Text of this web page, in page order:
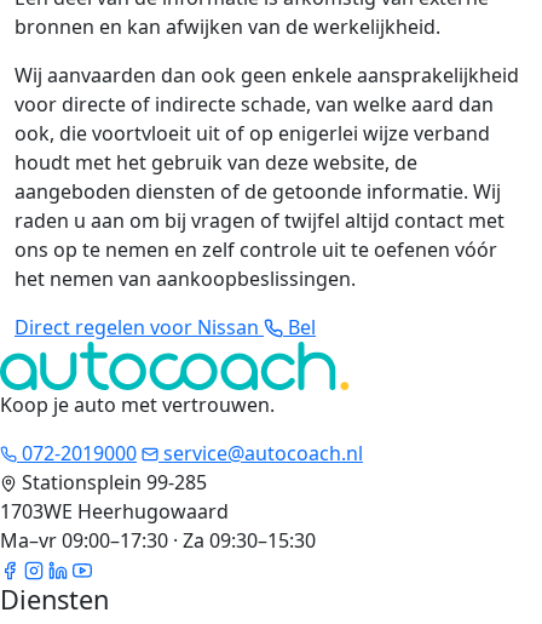
bronnen en kan afwijken van de werkelijkheid.
Wij aanvaarden dan ook geen enkele aansprakelijkheid
voor directe of indirecte schade, van welke aard dan
ook, die voortvloeit uit of op enigerlei wijze verband
houdt met het gebruik van deze website, de
aangeboden diensten of de getoonde informatie. Wij
raden u aan om bij vragen of twijfel altijd contact met
ons op te nemen en zelf controle uit te oefenen vóór
het nemen van aankoopbeslissingen.
Direct regelen voor Nissan
Bel
Koop je auto met vertrouwen.
072-2019000
service@autocoach.nl
Stationsplein 99-285
1703WE Heerhugowaard
Ma–vr 09:00–17:30 · Za 09:30–15:30
Diensten